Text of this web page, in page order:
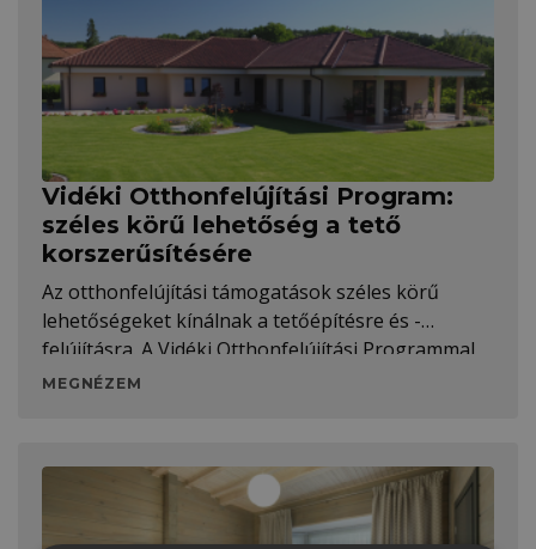
Vidéki Otthonfelújítási Program:
széles körű lehetőség a tető
korszerűsítésére
Az otthonfelújítási támogatások széles körű
lehetőségeket kínálnak a tetőépítésre és -
felújításra. A Vidéki Otthonfelújítási Programmal
akár energetikai tanúsítvány nélkül vághatunk
MEGNÉZEM